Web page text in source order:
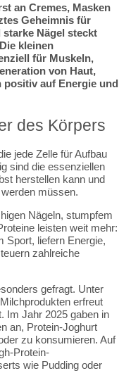
an Cremes, Masken
Geheimnis für
Nägel steckt
kleinen
für Muskeln,
von Haut,
positiv auf Energie und
des Körpers
jede Zelle für Aufbau
sind die essenziellen
herstellen kann und
müssen.
Nägeln, stumpfem
leisten weit mehr:
Sport, liefern Energie,
zahlreiche
gefragt. Unter
erfreut
Im Jahr 2025 gaben in
an, Protein-Joghurt
zu konsumieren. Auf
Protein-
wie Pudding oder